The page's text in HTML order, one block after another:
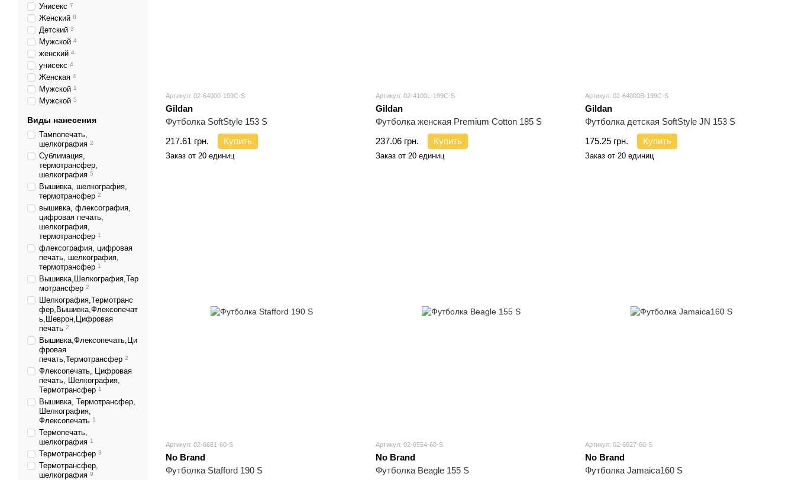
Артикул: 02-64000-199C-S
Gildan
Футболка SoftStyle 153 S
217.61 грн.
Купить
Заказ от 20 единиц
Артикул: 02-4100L-199C-S
Gildan
Футболка женская Premium Cotton 185 S
237.06 грн.
Купить
Заказ от 20 единиц
Артикул: 02-64000B-199C-S
Gildan
Футболка детская SoftStyle JN 153 S
175.25 грн.
Купить
Заказ от 20 единиц
Артикул: 02-6681-60-S
No Brand
Футболка Stafford 190 S
Артикул: 02-6554-60-S
No Brand
Футболка Beagle 155 S
Артикул: 02-6627-60-S
No Brand
Футболка Jamaica160 S
Унисекс 7
Женский 8
Детский 3
Мужской 4
женский 4
унисекс 4
Женская 4
Мужской 1
Мужской 5
Виды нанесения
Тампопечать,
шелкография 2
Сублимация,
термотрансфер,
шелкография 5
Вышивка, шелкография,
термотрансфер 2
вышивка, флексография,
цифровая печать,
шелкография,
термотрансфер 1
флексография, цифровая
печать, шелкография,
термотрансфер 1
Вышивка,Шелкография,Тер
мотрансфер 2
Шелкография,Термотранс
фер,Вышивка,Флексопечат
ь,Шеврон,Цифровая
печать 2
Вышивка,Флексопечать,Ци
фровая
печать,Термотрансфер 2
Флексопечать, Цифровая
печать, Шелкография,
Термотрансфер 1
Вышивка, Термотрансфер,
Шелкография,
Флексопечать 1
Термопечать,
шелкография 1
Термотрансфер 3
Термотрансфер,
шелкография 9